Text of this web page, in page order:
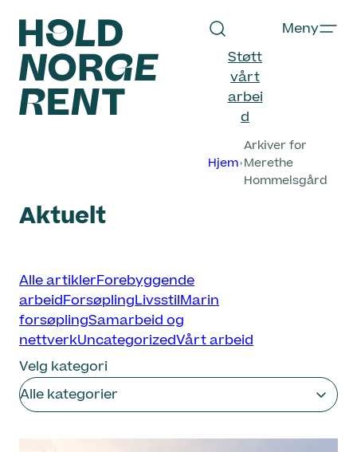
Hopp
innhold
Støtt
vårt
arbei
d
Meny
Hjem
Arkiver for
Merethe
Hommelsgård
Aktuelt
Velg
kategori
Alle artiklerForebyggende
arbeidForsøplingLivsstilMarin
forsøplingSamarbeid og
nettverkUncategorizedVårt arbeid
Velg kategori
Alle kategorier